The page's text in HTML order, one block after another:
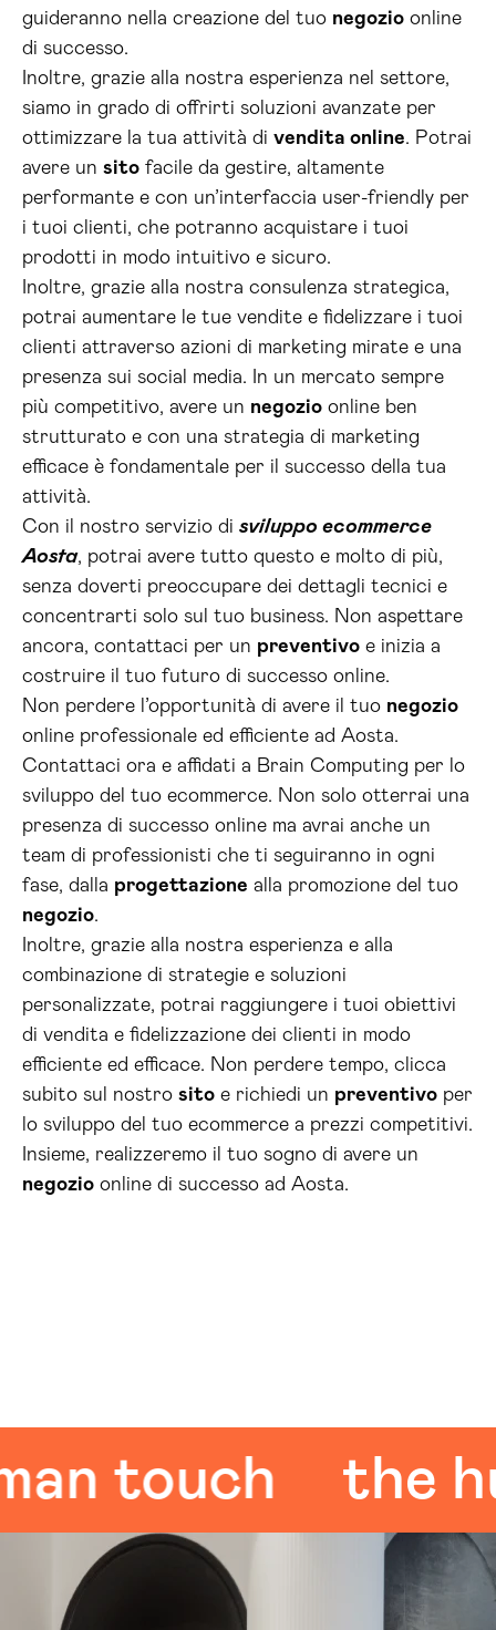
guideranno nella creazione del tuo negozio online
di successo.
Inoltre, grazie alla nostra esperienza nel settore,
siamo in grado di offrirti soluzioni avanzate per
ottimizzare la tua attività di vendita online. Potrai
avere un sito facile da gestire, altamente
performante e con un’interfaccia user-friendly per
i tuoi clienti, che potranno acquistare i tuoi
prodotti in modo intuitivo e sicuro.
Inoltre, grazie alla nostra consulenza strategica,
potrai aumentare le tue vendite e fidelizzare i tuoi
clienti attraverso azioni di marketing mirate e una
presenza sui social media. In un mercato sempre
più competitivo, avere un negozio online ben
strutturato e con una strategia di marketing
efficace è fondamentale per il successo della tua
attività.
Con il nostro servizio di sviluppo ecommerce
Aosta, potrai avere tutto questo e molto di più,
senza doverti preoccupare dei dettagli tecnici e
concentrarti solo sul tuo business. Non aspettare
ancora, contattaci per un preventivo e inizia a
costruire il tuo futuro di successo online.
Non perdere l’opportunità di avere il tuo negozio
online professionale ed efficiente ad Aosta.
Contattaci ora e affidati a Brain Computing per lo
sviluppo del tuo ecommerce. Non solo otterrai una
presenza di successo online ma avrai anche un
team di professionisti che ti seguiranno in ogni
fase, dalla progettazione alla promozione del tuo
negozio.
Inoltre, grazie alla nostra esperienza e alla
combinazione di strategie e soluzioni
personalizzate, potrai raggiungere i tuoi obiettivi
di vendita e fidelizzazione dei clienti in modo
efficiente ed efficace. Non perdere tempo, clicca
subito sul nostro sito e richiedi un preventivo per
lo sviluppo del tuo ecommerce a prezzi competitivi.
Insieme, realizzeremo il tuo sogno di avere un
negozio online di successo ad Aosta.
touch the